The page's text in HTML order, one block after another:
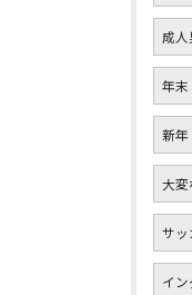
成人
年末
新年
大変
サッ
イン